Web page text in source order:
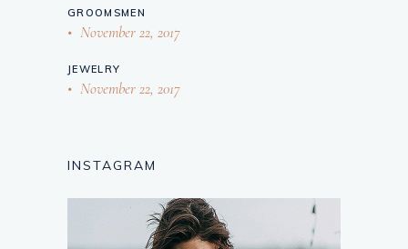
GROOMSMEN
November 22, 2017
JEWELRY
November 22, 2017
INSTAGRAM